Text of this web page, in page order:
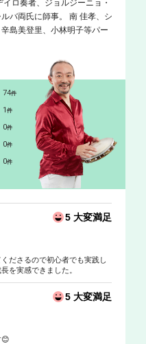
ロ奏者、ジョルジーニョ・
バ両氏に師事。 南 佳孝、シ
島美登里、小林明子等パー
74件
1件
0件
0件
0件
5 大変満足
ださるので初心者でも実践し
を実感できました。
5 大変満足
😊